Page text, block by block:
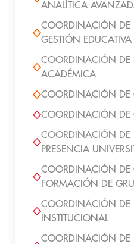
ANALÍTICA
COORDINACIÓN DE
GESTIÓN EDUCATIVA
COORDINACIÓN DE
ACADÉMICA
COORDINACIÓN DE
COORDINACIÓN DE
COORDINACIÓN DE
PRESENCIA
COORDINACIÓN DE
FORMACIÓN DE
COORDINACIÓN DE
INSTITUCIONAL
COORDINACIÓN DE